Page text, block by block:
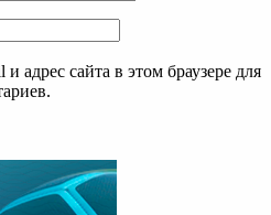
адрес сайта в этом браузере для